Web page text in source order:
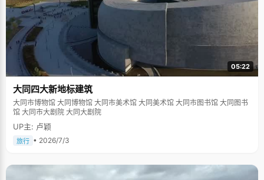
05:22
大同四大新地标建筑
大同市博物馆 大同博物馆 大同市美术馆 大同美术馆 大同市图书馆 大同图书
馆 大同市大剧院 大同大剧院
UP主: 卢颖
旅行 • 2026/7/3